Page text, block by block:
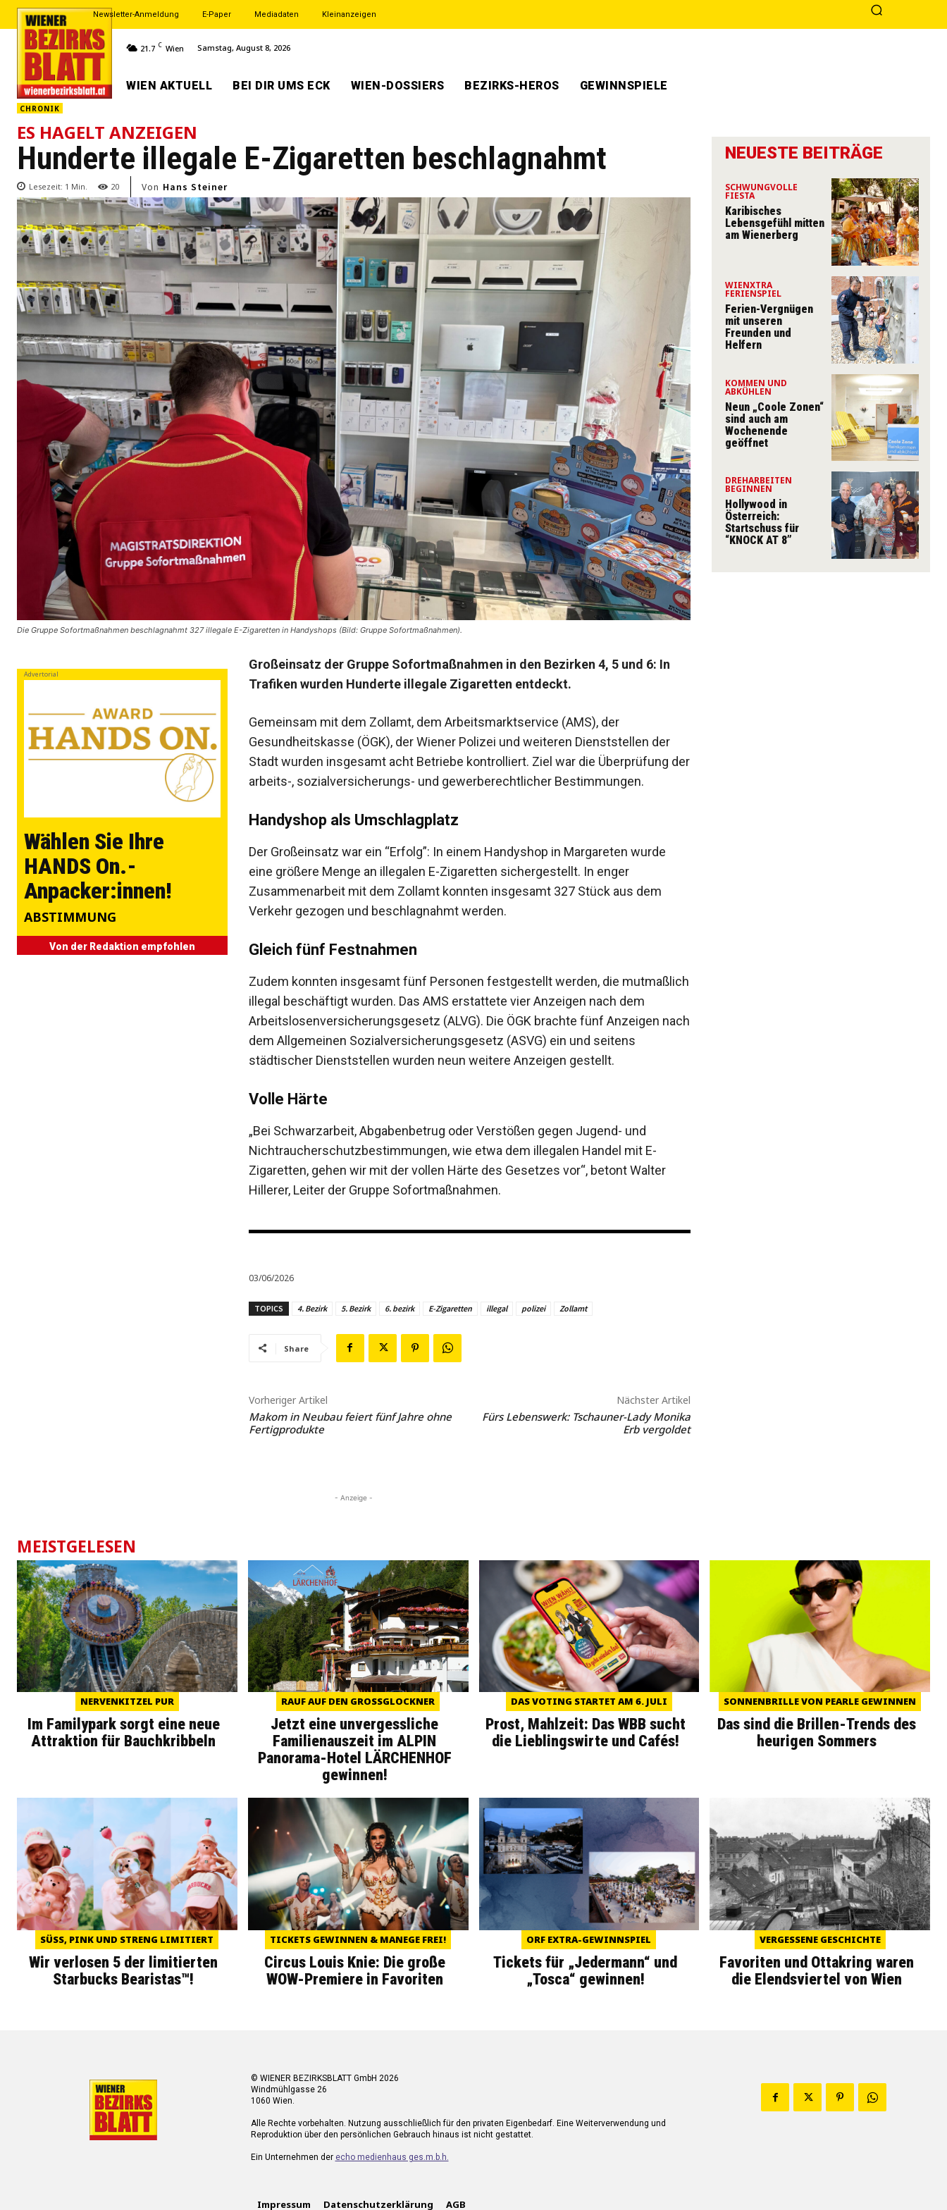
Newsletter-Anmeldung E-Paper Mediadaten Kleinanzeigen
21.7 C Wien Samstag, August 8, 2026
WIEN AKTUELL BEI DIR UMS ECK WIEN-DOSSIERS BEZIRKS-HEROS GEWINNSPIELE
CHRONIK
ES HAGELT ANZEIGEN
Hunderte illegale E-Zigaretten beschlagnahmt
Lesezeit: 1 Min. 20 Von Hans Steiner
Die Gruppe Sofortmaßnahmen beschlagnahmt 327 illegale E-Zigaretten in Handyshops (Bild: Gruppe Sofortmaßnahmen).
Advertorial
Wählen Sie Ihre
HANDS On.-
Anpacker:innen!
ABSTIMMUNG
Von der Redaktion empfohlen
Großeinsatz der Gruppe Sofortmaßnahmen in den Bezirken 4, 5 und 6: In
Trafiken wurden Hunderte illegale Zigaretten entdeckt.
Gemeinsam mit dem Zollamt, dem Arbeitsmarktservice (AMS), der
Gesundheitskasse (ÖGK), der Wiener Polizei und weiteren Dienststellen der
Stadt wurden insgesamt acht Betriebe kontrolliert. Ziel war die Überprüfung der
arbeits-, sozialversicherungs- und gewerberechtlicher Bestimmungen.
Handyshop als Umschlagplatz
Der Großeinsatz war ein “Erfolg”: In einem Handyshop in Margareten wurde
eine größere Menge an illegalen E-Zigaretten sichergestellt. In enger
Zusammenarbeit mit dem Zollamt konnten insgesamt 327 Stück aus dem
Verkehr gezogen und beschlagnahmt werden.
Gleich fünf Festnahmen
Zudem konnten insgesamt fünf Personen festgestellt werden, die mutmaßlich
illegal beschäftigt wurden. Das AMS erstattete vier Anzeigen nach dem
Arbeitslosenversicherungsgesetz (ALVG). Die ÖGK brachte fünf Anzeigen nach
dem Allgemeinen Sozialversicherungsgesetz (ASVG) ein und seitens
städtischer Dienststellen wurden neun weitere Anzeigen gestellt.
Volle Härte
„Bei Schwarzarbeit, Abgabenbetrug oder Verstößen gegen Jugend- und
Nichtraucherschutzbestimmungen, wie etwa dem illegalen Handel mit E-
Zigaretten, gehen wir mit der vollen Härte des Gesetzes vor“, betont Walter
Hillerer, Leiter der Gruppe Sofortmaßnahmen.
03/06/2026
TOPICS 4. Bezirk 5. Bezirk 6. bezirk E-Zigaretten illegal polizei Zollamt
Share
Vorheriger Artikel
Makom in Neubau feiert fünf Jahre ohne
Fertigprodukte
Nächster Artikel
Fürs Lebenswerk: Tschauner-Lady Monika
Erb vergoldet
- Anzeige -
NEUESTE BEITRÄGE
SCHWUNGVOLLE
FIESTA
Karibisches
Lebensgefühl mitten
am Wienerberg
WIENXTRA
FERIENSPIEL
Ferien-Vergnügen
mit unseren
Freunden und
Helfern
KOMMEN UND
ABKÜHLEN
Neun „Coole Zonen“
sind auch am
Wochenende
geöffnet
DREHARBEITEN
BEGINNEN
Hollywood in
Österreich:
Startschuss für
“KNOCK AT 8”
MEISTGELESEN
NERVENKITZEL PUR
Im Familypark sorgt eine neue
Attraktion für Bauchkribbeln
RAUF AUF DEN GROSSGLOCKNER
Jetzt eine unvergessliche
Familienauszeit im ALPIN
Panorama-Hotel LÄRCHENHOF
gewinnen!
DAS VOTING STARTET AM 6. JULI
Prost, Mahlzeit: Das WBB sucht
die Lieblingswirte und Cafés!
SONNENBRILLE VON PEARLE GEWINNEN
Das sind die Brillen-Trends des
heurigen Sommers
SÜSS, PINK UND STRENG LIMITIERT
Wir verlosen 5 der limitierten
Starbucks Bearistas™!
TICKETS GEWINNEN & MANEGE FREI!
Circus Louis Knie: Die große
WOW-Premiere in Favoriten
ORF EXTRA-GEWINNSPIEL
Tickets für „Jedermann“ und
„Tosca“ gewinnen!
VERGESSENE GESCHICHTE
Favoriten und Ottakring waren
die Elendsviertel von Wien
© WIENER BEZIRKSBLATT GmbH 2026
Windmühlgasse 26
1060 Wien.
Alle Rechte vorbehalten. Nutzung ausschließlich für den privaten Eigenbedarf. Eine Weiterverwendung und
Reproduktion über den persönlichen Gebrauch hinaus ist nicht gestattet.
Ein Unternehmen der echo medienhaus ges.m.b.h.
Impressum Datenschutzerklärung AGB